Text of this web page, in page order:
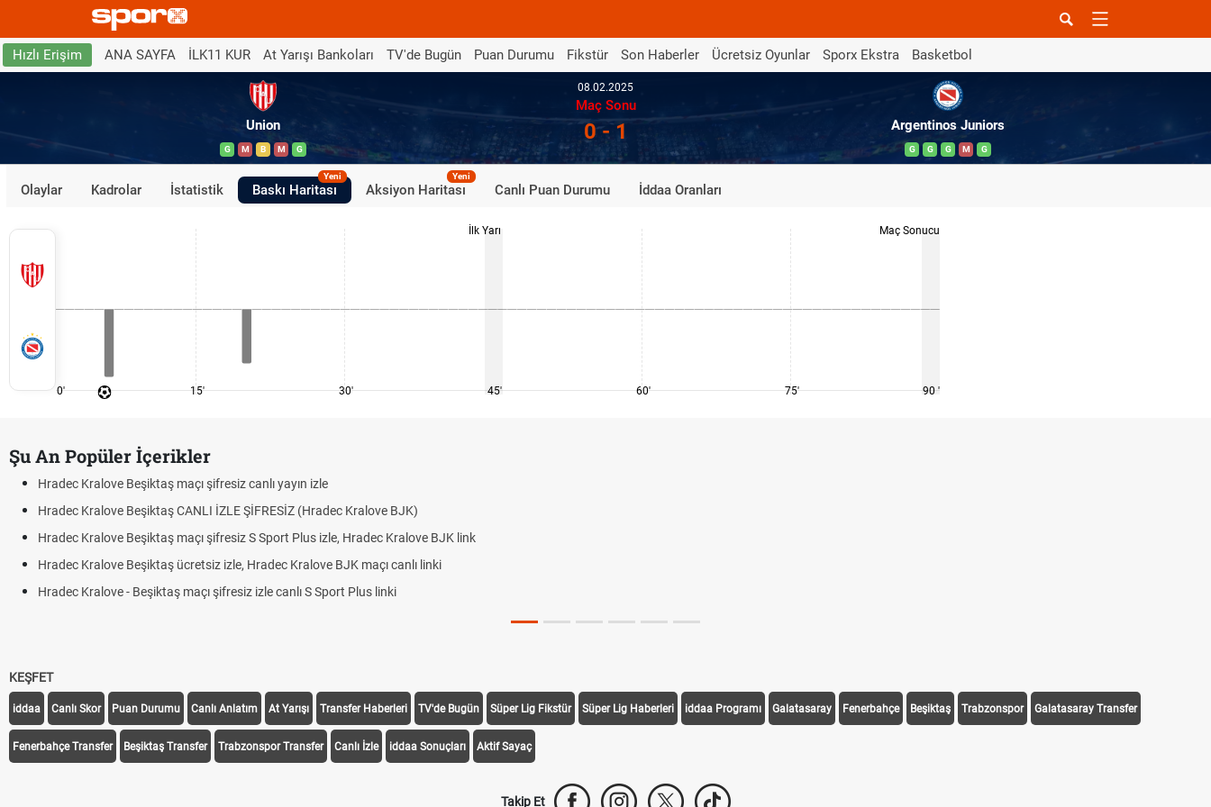
Hızlı Erişim ANA SAYFA İLK11 KUR At Yarışı Bankoları TV'de Bugün Puan Durumu Fikstür Son Haberler Ücretsiz Oyunlar Sporx Ekstra Basketbol
Union
G M B M G
08.02.2025
Maç Sonu
0 - 1 Argentinos Juniors
G G G M G
Olaylar Kadrolar İstatistik Baskı Haritası
Yeni
Aksiyon Haritası
Yeni
Canlı Puan Durumu İddaa Oranları
0' 15' 30'
İlk Yarı
45' 60' 75'
Maç Sonucu
90 '
Şu An Popüler İçerikler
Hradec Kralove Beşiktaş maçı şifresiz canlı yayın izle
Hradec Kralove Beşiktaş CANLI İZLE ŞİFRESİZ (Hradec Kralove BJK)
Hradec Kralove Beşiktaş maçı şifresiz S Sport Plus izle, Hradec Kralove BJK link
Hradec Kralove Beşiktaş ücretsiz izle, Hradec Kralove BJK maçı canlı linki
Hradec Kralove - Beşiktaş maçı şifresiz izle canlı S Sport Plus linki
KEŞFET
iddaa Canlı Skor Puan Durumu Canlı Anlatım At Yarışı Transfer Haberleri TV'de Bugün Süper Lig Fikstür Süper Lig Haberleri iddaa Programı Galatasaray Fenerbahçe Beşiktaş Trabzonspor Galatasaray Transfer
Fenerbahçe Transfer Beşiktaş Transfer Trabzonspor Transfer Canlı İzle iddaa Sonuçları Aktif Sayaç
Takip Et